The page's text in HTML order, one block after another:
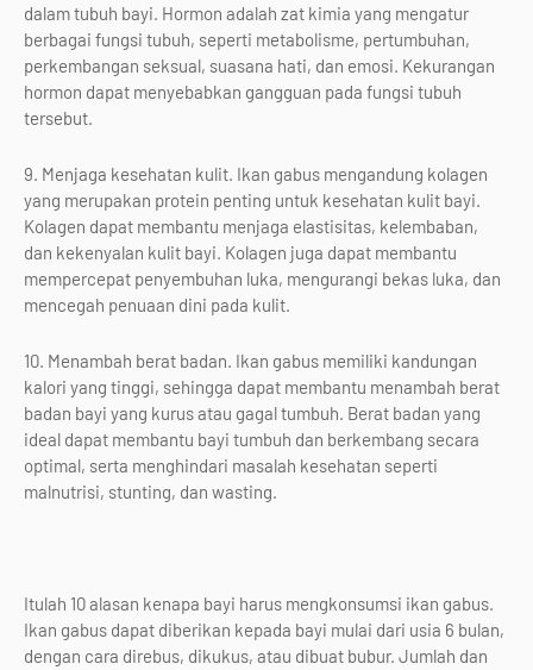
dalam tubuh bayi. Hormon adalah zat kimia yang mengatur
berbagai fungsi tubuh, seperti metabolisme, pertumbuhan,
perkembangan seksual, suasana hati, dan emosi. Kekurangan
hormon dapat menyebabkan gangguan pada fungsi tubuh
tersebut.
9. Menjaga kesehatan kulit. Ikan gabus mengandung kolagen
yang merupakan protein penting untuk kesehatan kulit bayi.
Kolagen dapat membantu menjaga elastisitas, kelembaban,
dan kekenyalan kulit bayi. Kolagen juga dapat membantu
mempercepat penyembuhan luka, mengurangi bekas luka, dan
mencegah penuaan dini pada kulit.
10. Menambah berat badan. Ikan gabus memiliki kandungan
kalori yang tinggi, sehingga dapat membantu menambah berat
badan bayi yang kurus atau gagal tumbuh. Berat badan yang
ideal dapat membantu bayi tumbuh dan berkembang secara
optimal, serta menghindari masalah kesehatan seperti
malnutrisi, stunting, dan wasting.
Itulah 10 alasan kenapa bayi harus mengkonsumsi ikan gabus.
Ikan gabus dapat diberikan kepada bayi mulai dari usia 6 bulan,
dengan cara direbus, dikukus, atau dibuat bubur. Jumlah dan